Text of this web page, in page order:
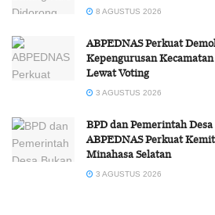
8 AGUSTUS 2026
ABPEDNAS Perkuat
Kepengurusan
Lewat Voting
3 AGUSTUS 2026
BPD dan Pemerintah
ABPEDNAS Perkuat
Minahasa Selatan
3 AGUSTUS 2026